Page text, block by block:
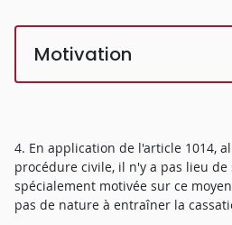
Motivation
4. En application de l'article 1014,
procédure civile, il n'y a pas lieu
spécialement motivée sur ce
pas de nature à entraîner la